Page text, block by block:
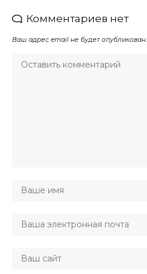
Комментариев нет
Ваш адрес email не будет опубликован.